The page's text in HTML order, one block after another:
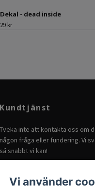
Dekal - dead inside
29 kr
Kundtjänst
Tveka inte att kontakta oss om
någon fråga eller fundering. Vi
så snabbt vi kan!
Vi använder